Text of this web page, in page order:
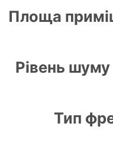
Площа
Рівень
Тип